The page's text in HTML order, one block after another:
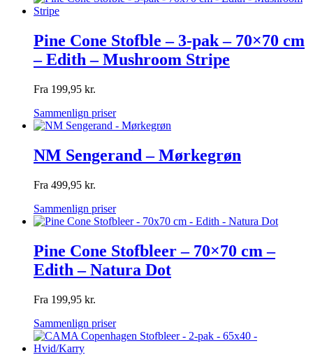
Pine Cone Stofble – 3-pak – 70×70 cm
– Edith – Mushroom Stripe
Fra 199,95 kr.
Sammenlign priser
NM Sengerand – Mørkegrøn
Fra 499,95 kr.
Sammenlign priser
Pine Cone Stofbleer – 70×70 cm –
Edith – Natura Dot
Fra 199,95 kr.
Sammenlign priser